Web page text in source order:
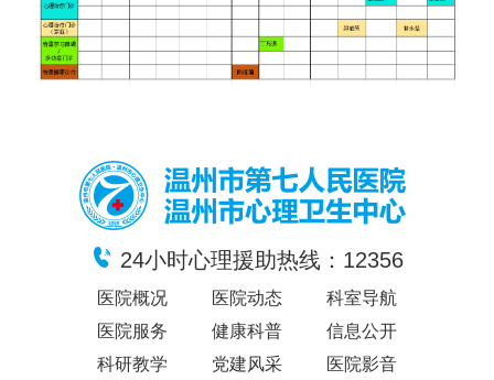
24小时心理援助热线：12356
医院概况 医院动态
科室导航
医院服务
健康科普
信息公开
科研教学
党建风采 医院影音